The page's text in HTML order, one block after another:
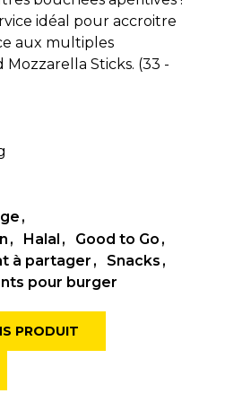
idéal pour accroitre
aux multiples
Mozzarella Sticks. (33 -
Halal
Good to Go
à partager
Snacks
pour burger
PRODUIT